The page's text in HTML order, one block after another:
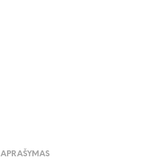
APRAŠYMAS